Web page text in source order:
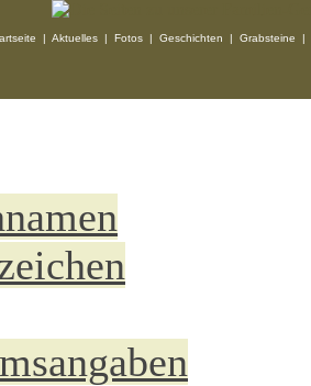
| Aktuelles| Fotos| Geschichten | Grabsteine |